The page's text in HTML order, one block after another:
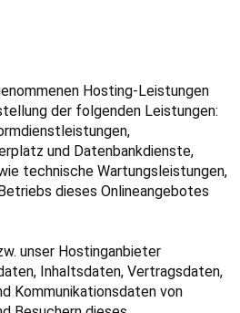
Hosting-Leistungen
der folgenden Leistungen:
und Datenbankdienste,
technische Wartungsleistungen,
dieses Onlineangebotes
unser Hostinganbieter
Inhaltsdaten, Vertragsdaten,
Kommunikationsdaten von